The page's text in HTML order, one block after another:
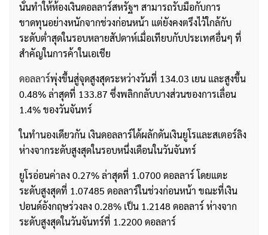
นั่นทำให้ห้องเงินดอลลาร์สหรัฐฯ สามารถรับมือกับการ
ขาดทุนอย่างหนักจากช่วงก่อนหน้า แต่ยังคงตรึงไว้ใกล้กับ
ระดับต่ำสุดในรอบหลายสัปดาห์เมื่อเทียบกับประเทศอื่นๆ ที่
สำคัญในการค้าในเอเชีย
ดอลลาร์พุ่งขึ้นสู่จุดสูงสุดระหว่างวันที่ 134.03 เยน และสูงขึ้น
0.48% ล่าสุดที่ 133.87 ซึ่งพลิกกลับบางส่วนของการเลื่อน
1.4% ของวันจันทร์
ในทำนองเดียวกัน เงินดอลลาร์ได้ผลักดันเงินยูโรและสเตอร์ลิง
ห่างจากระดับสูงสุดในรอบหนึ่งเดือนในวันจันทร์
ยูโรอ่อนค่าลง 0.27% ล่าสุดที่ 1.0700 ดอลลาร์ โดยแตะ
ระดับสูงสุดที่ 1.07485 ดอลลาร์ในช่วงก่อนหน้า ขณะที่เงิน
ปอนด์อังกฤษร่วงลง 0.28% เป็น 1.2148 ดอลลาร์ ห่างจาก
ระดับสูงสุดในวันจันทร์ที่ 1.2200 ดอลลาร์